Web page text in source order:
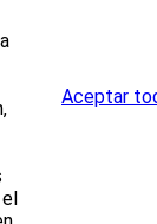
Aceptar